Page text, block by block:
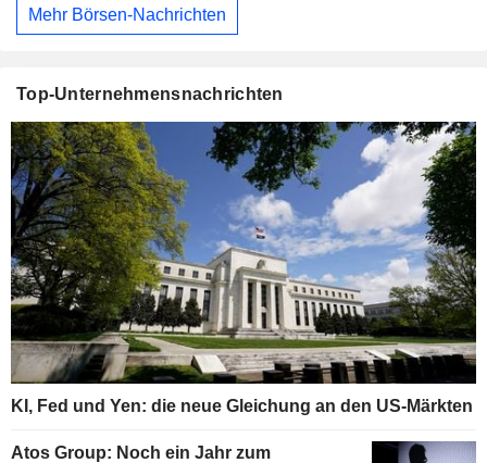
Mehr Börsen-Nachrichten
Top-Unternehmensnachrichten
KI, Fed und Yen: die neue Gleichung an den US-Märkten
Atos Group: Noch ein Jahr zum